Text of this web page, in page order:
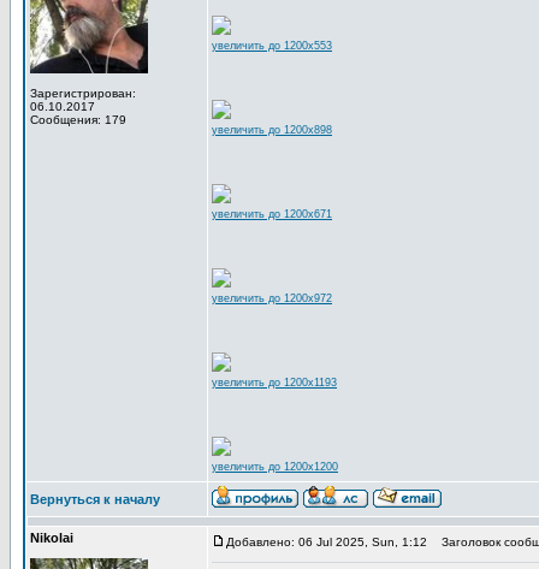
Зарегистрирован:
06.10.2017
Сообщения: 179
увеличить до 1200x553
увеличить до 1200x898
увеличить до 1200x671
увеличить до 1200x972
увеличить до 1200x1193
увеличить до 1200x1200
Вернуться к началу
Nikolai Добавлено: 06 Jul 2025, Sun, 1:12 Заголовок